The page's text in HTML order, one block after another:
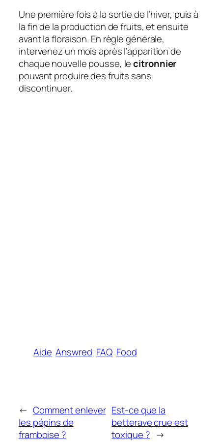
Une première fois à la sortie de l’hiver, puis à
la fin de la production de fruits, et ensuite
avant la floraison. En règle générale,
intervenez un mois après l’apparition de
chaque nouvelle pousse, lecitronnier
pouvant produire des fruits sans
discontinuer.
Aide Answred FAQ Food
← Comment enlever
les pépins de
framboise ?
Est-ce que la
betterave crue est
toxique ? →